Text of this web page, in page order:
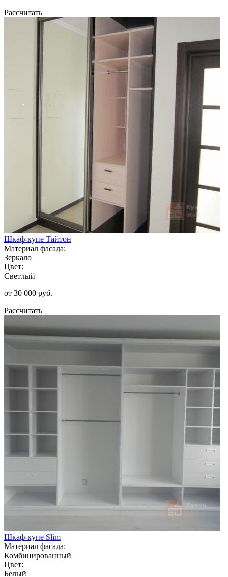
Рассчитать
Шкаф-купе Тайтон
Материал фасада:
Зеркало
Цвет:
Светлый
от 30 000 руб.
Рассчитать
Шкаф-купе Slim
Материал фасада:
Комбинированный
Цвет:
Белый